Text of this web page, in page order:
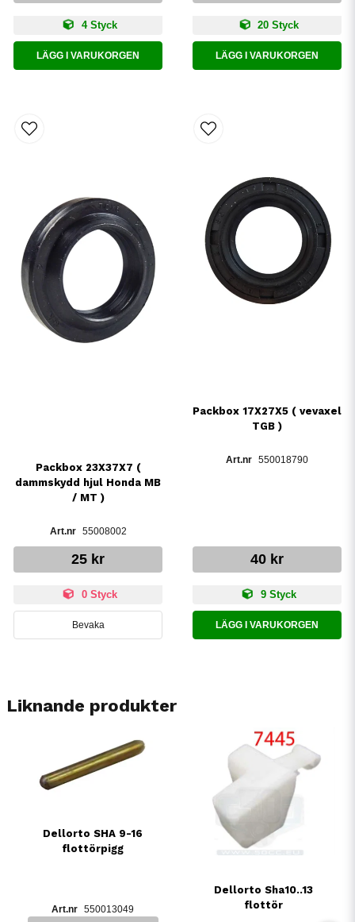
4 Styck
LÄGG I VARUKORGEN
20 Styck
LÄGG I VARUKORGEN
Packbox 23X37X7 (
dammskydd hjul Honda MB
/ MT )
55008002
25 kr
0 Styck
Bevaka
Packbox 17X27X5 ( vevaxel
TGB )
550018790
40 kr
9 Styck
LÄGG I VARUKORGEN
Liknande produkter
Dellorto SHA 9-16
flottörpigg
550013049
Dellorto Sha10..13
flottör